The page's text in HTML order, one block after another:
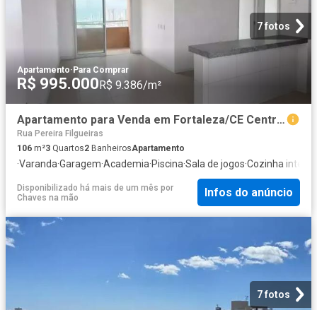
7 fotos
Apartamento· Para Comprar
R$ 995.000R$ 9.386/m²
Apartamento para Venda em Fortaleza/CE Centro 3 Quartos
Rua Pereira Filgueiras
106 m²3 Quartos2 BanheirosApartamento
·Varanda·Garagem·Academia·Piscina·Sala de jogos·Cozinha
Disponibilizado há mais de um mês por
Chaves na mão
Infos do anúncio
7 fotos